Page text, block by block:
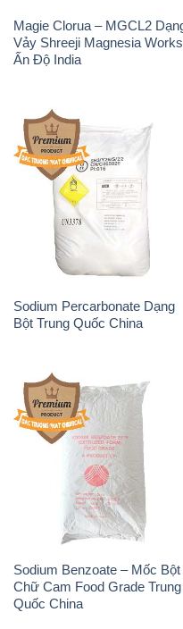
Magie Clorua – MGCL2
Vảy Shreeji Magnesia Works
Ấn Độ India
Sodium Percarbonate Dạng
Bột Trung Quốc China
Sodium Benzoate – Mốc Bột
Chữ Cam Food Grade Trung
Quốc China